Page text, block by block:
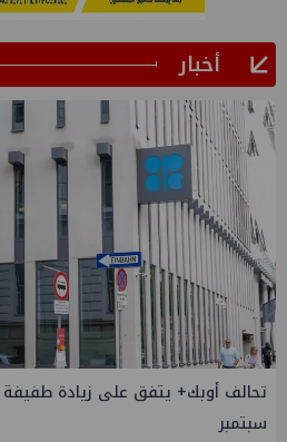
أخبار
إسدال الستار على النسخة الثانية
والصناعة 2026" بنجاح